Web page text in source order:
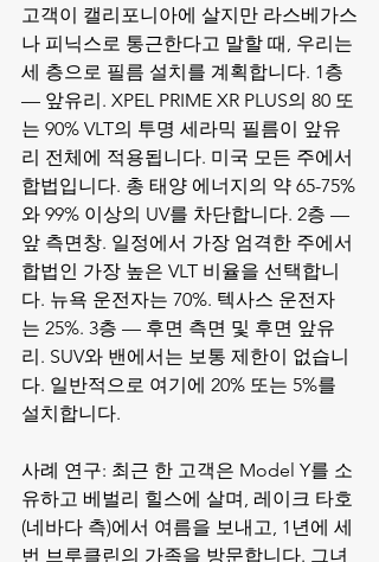
고객이 캘리포니아에 살지만 라스베가스
나 피닉스로 통근한다고 말할 때, 우리는
세 층으로 필름 설치를 계획합니다. 1층
— 앞유리. XPEL PRIME XR PLUS의 80 또
는 90% VLT의 투명 세라믹 필름이 앞유
리 전체에 적용됩니다. 미국 모든 주에서
합법입니다. 총 태양 에너지의 약 65-75%
와 99% 이상의 UV를 차단합니다. 2층 —
앞 측면창. 일정에서 가장 엄격한 주에서
합법인 가장 높은 VLT 비율을 선택합니
다. 뉴욕 운전자는 70%. 텍사스 운전자
는 25%. 3층 — 후면 측면 및 후면 앞유
리. SUV와 밴에서는 보통 제한이 없습니
다. 일반적으로 여기에 20% 또는 5%를
설치합니다.
사례 연구: 최근 한 고객은 Model Y를 소
유하고 베벌리 힐스에 살며, 레이크 타호
(네바다 측)에서 여름을 보내고, 1년에 세
번 브루클린의 가족을 방문합니다. 그녀